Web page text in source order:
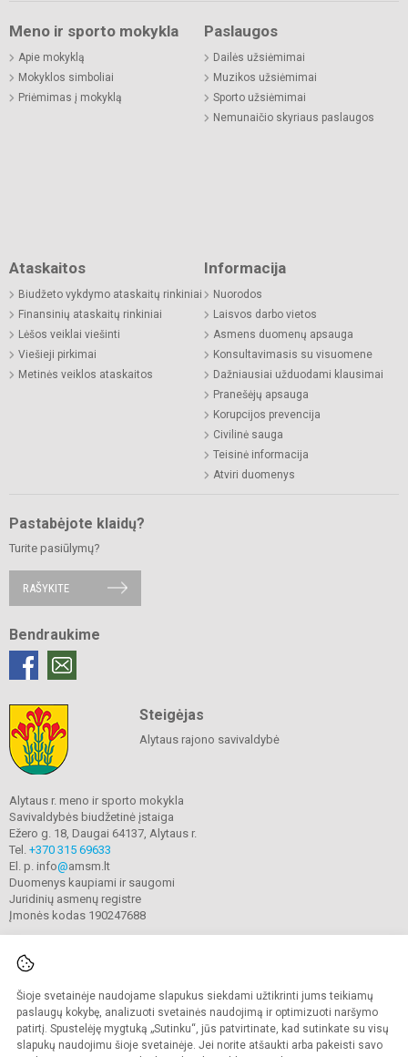
Šioje svetainėje naudojame slapukus siekdami užtikrinti jums teikiamų
paslaugų kokybę, analizuoti svetainės naudojimą ir optimizuoti naršymo
patirtį. Spustelėję mygtuką „Sutinku“, jūs patvirtinate, kad sutinkate su visų
slapukų naudojimu šioje svetainėje. Jei norite atšaukti arba pakeisti savo
Meno ir sporto mokykla
Apie mokyklą
Mokyklos simboliai
Priėmimas į mokyklą
Paslaugos
Dailės užsiėmimai
Muzikos užsiėmimai
Sporto užsiėmimai
Nemunaičio skyriaus paslaugos
Ataskaitos
Biudžeto vykdymo ataskaitų rinkiniai
Finansinių ataskaitų rinkiniai
Lėšos veiklai viešinti
Viešieji pirkimai
Metinės veiklos ataskaitos
Informacija
Nuorodos
Laisvos darbo vietos
Asmens duomenų apsauga
Konsultavimasis su visuomene
Dažniausiai užduodami klausimai
Pranešėjų apsauga
Korupcijos prevencija
Civilinė sauga
Teisinė informacija
Atviri duomenys
Pastabėjote klaidų?
Turite pasiūlymų?
RAŠYKITE
Bendraukime
Steigėjas
Alytaus rajono savivaldybė
Alytaus r. meno ir sporto mokykla
Savivaldybės biudžetinė įstaiga
Ežero g. 18, Daugai 64137, Alytaus r.
Tel. +370 315 69633
El. p. info@amsm.lt
Duomenys kaupiami ir saugomi
Juridinių asmenų registre
Įmonės kodas 190247688
© 2020. Alytaus r. meno ir sporto mokykla. Visos teisės saugomos.
Kopijuoti turinį be raštiško mokyklos sutikimo griežtai draudžiama.
Prieinamumo paraiška Slapukų valdymas